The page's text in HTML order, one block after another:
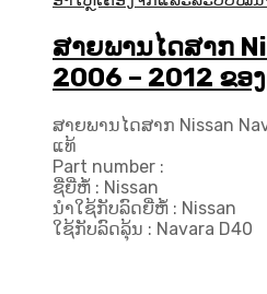
ສາຍພານໄດສາກ
2006 – 2012 ຂອ
ສາຍພານໄດສາກ Nissan
ແທ້
Part number :
ຊື່ຍີ່ຫໍ້ : Nissan
ນຳໃຊ້ກັບລົດຍີ່ຫໍ້ : Nissan
ໃຊ້ກັບລົດລຸ້ນ : Navara D40